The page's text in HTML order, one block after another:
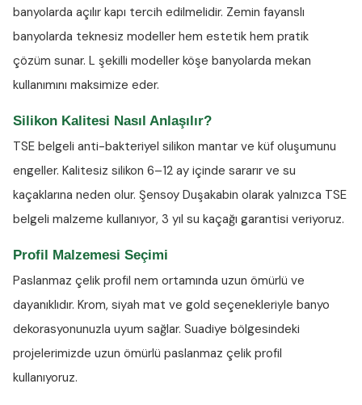
banyolarda açılır kapı tercih edilmelidir. Zemin fayanslı
banyolarda teknesiz modeller hem estetik hem pratik
çözüm sunar. L şekilli modeller köşe banyolarda mekan
kullanımını maksimize eder.
Silikon Kalitesi Nasıl Anlaşılır?
TSE belgeli anti-bakteriyel silikon mantar ve küf oluşumunu
engeller. Kalitesiz silikon 6–12 ay içinde sararır ve su
kaçaklarına neden olur. Şensoy Duşakabin olarak yalnızca TSE
belgeli malzeme kullanıyor, 3 yıl su kaçağı garantisi veriyoruz.
Profil Malzemesi Seçimi
Paslanmaz çelik profil nem ortamında uzun ömürlü ve
dayanıklıdır. Krom, siyah mat ve gold seçenekleriyle banyo
dekorasyonunuzla uyum sağlar. Suadiye bölgesindeki
projelerimizde uzun ömürlü paslanmaz çelik profil
kullanıyoruz.